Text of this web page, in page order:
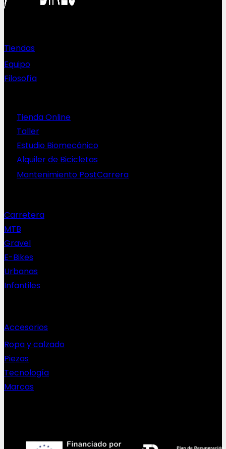
Tiendas
Equipo
Filosofía
Tienda Online
Taller
Estudio Biomecánico
Alquiler de Bicicletas
Mantenimiento PostCarrera
Carretera
MTB
Gravel
E-Bikes
Urbanas
Infantiles
Accesorios
Ropa y calzado
Piezas
Tecnología
Marcas